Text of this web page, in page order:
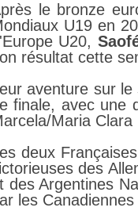
le bronze
U19 en
U20,
résultat cette
aventure sur
finale, avec une
Maria
deux
des
des Argentines
les